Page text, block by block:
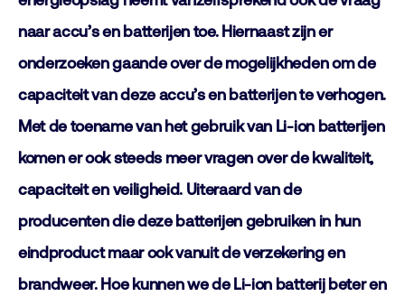
naar accu’s en batterijen toe. Hiernaast zijn er
onderzoeken gaande over de mogelijkheden om de
capaciteit van deze accu’s en batterijen te verhogen.
Met de toename van het gebruik van Li-ion batterijen
komen er ook steeds meer vragen over de kwaliteit,
capaciteit en veiligheid. Uiteraard van de
producenten die deze batterijen gebruiken in hun
eindproduct maar ook vanuit de verzekering en
brandweer. Hoe kunnen we de Li-ion batterij beter en